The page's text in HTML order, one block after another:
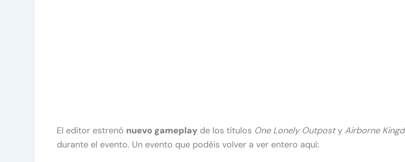
El editor estrenó nuevo gameplay de los títulos One Lonely Outposty Airborne
durante el evento. Un evento que podéis volver a ver entero aquí: